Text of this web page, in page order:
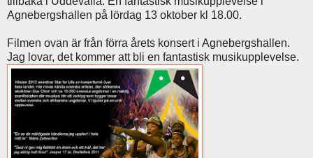
Agnebergshallen på lördag 13 oktober kl 18.00.
Filmen ovan är från förra årets konsert i Agnebergshallen.
Jag lovar, det kommer att bli en fantastisk musikupplevelse.